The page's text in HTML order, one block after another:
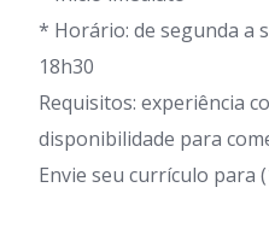
* ⁠Horário: de segunda a
18h30
Requisitos: experiência
disponibilidade para
Envie seu currículo para